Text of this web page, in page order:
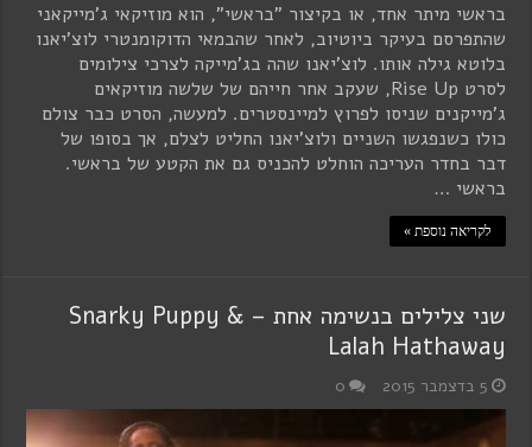
בראשי מיתר אחד, או בקיצור "בראשי", הוא מוזיקאי ג'מייקאני
שהתפרסם בעיקר ביוטיוב, לאחר שהבמאי הדוקומנטרי לוצ'יאנו
בלוטא גילה אותו. לוצ'יאנו שהה בג'מייקה לצרכי צילומים
לסרט Rise Up, שעקב אחר חייהם של שלשה מוזיקאים
ג'מייקנים שניסו לפרוץ למיינסטרים. למעשה, הסרט כבר צולם
כולו כשנפגשו השניים ולוצ'יאנו החליט לצלם, אך בסופו של
דבר בחדר העריכה הוחלט להכניס גם את הקטע של בראשי.
בראשי …
לקריאה נוספת »
שני צלילים בנשימה אחת – Snarky Puppy &
Lalah Hathaway
5 בדצמבר 2015 0